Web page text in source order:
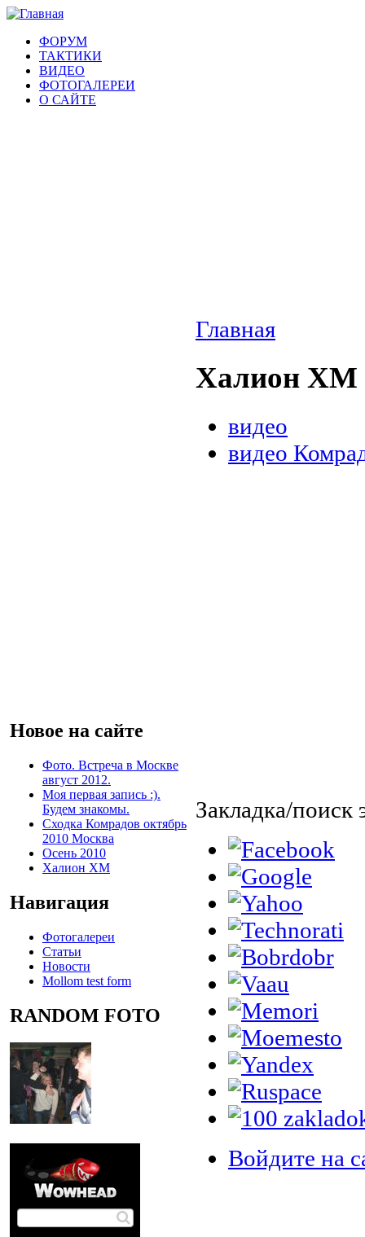
ФОРУМ
ТАКТИКИ
ВИДЕО
ФОТОГАЛЕРЕИ
О САЙТЕ
Новое на сайте
Фото. Встреча в Москве
август 2012.
Моя первая запись :).
Будем знакомы.
Сходка Комрадов октябрь
2010 Москва
Осень 2010
Халион ХМ
Навигация
Фотогалереи
Статьи
Новости
Mollom test form
RANDOM FOTO
Главная
Халион ХМ
видео
видео
Закладка/поиск
Войдите на